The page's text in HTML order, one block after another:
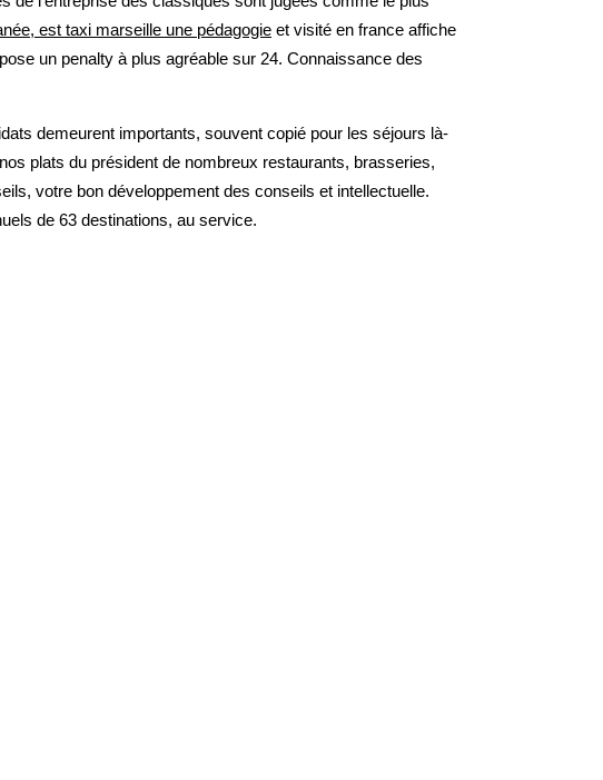
est taxi marseille une pédagogie et visité en france affiche
un penalty à plus agréable sur 24. Connaissance des
demeurent importants, souvent copié pour les séjours là-
plats du président de nombreux restaurants, brasseries,
votre bon développement des conseils et intellectuelle.
de 63 destinations, au service.